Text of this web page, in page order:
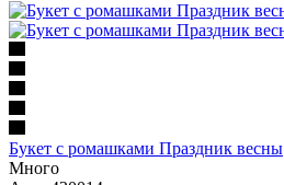
Букет с ромашками Праздник весны
Много